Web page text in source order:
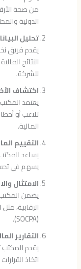
من صحة
الدولية
تحليل
يقدم فريق
النتائج
للشركة.
اكتشاف
يعتمد
تلاعب أو
المالية.
التقييم
يساعد
يسهم في
الامتثال
يضمن
الرقابية،
(SOCPA).
التقارير
يقدم المكتب
اتخاذ